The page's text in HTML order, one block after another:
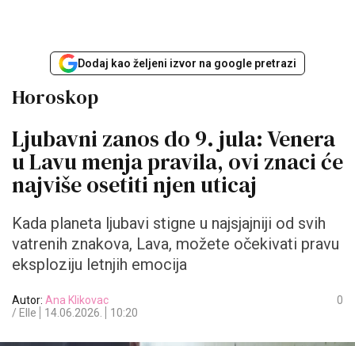
Dodaj kao željeni izvor na google pretrazi
Horoskop
Ljubavni zanos do 9. jula: Venera
u Lavu menja pravila, ovi znaci će
najviše osetiti njen uticaj
Kada planeta ljubavi stigne u najsjajniji od svih
vatrenih znakova, Lava, možete očekivati pravu
eksploziju letnjih emocija
Autor: Ana Klikovac
/ Elle
14.06.2026. 10:20
0